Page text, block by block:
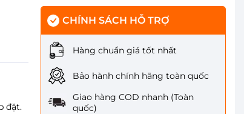
đặt.
CHÍNH SÁCH HỖ TRỢ
Hàng chuẩn giá tốt nhất
Bảo hành chính hãng toàn quốc
Giao hàng COD nhanh (Toàn
quốc)